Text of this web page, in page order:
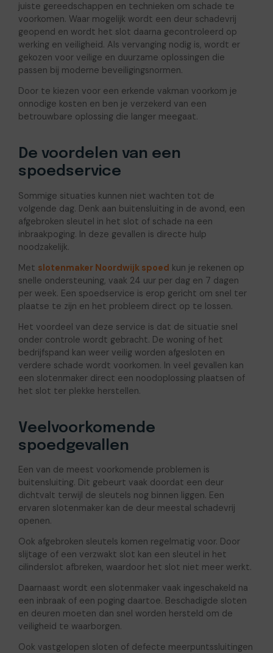
juiste gereedschappen en technieken om schade te
voorkomen. Waar mogelijk wordt een deur schadevrij
geopend en wordt het slot daarna gecontroleerd op
werking en veiligheid. Als vervanging nodig is, wordt er
gekozen voor veilige en duurzame oplossingen die
passen bij moderne beveiligingsnormen.
Door te kiezen voor een erkende vakman voorkom je
onnodige kosten en ben je verzekerd van een
betrouwbare oplossing die langer meegaat.
De voordelen van een
spoedservice
Sommige situaties kunnen niet wachten tot de
volgende dag. Denk aan buitensluiting in de avond, een
afgebroken sleutel in het slot of schade na een
inbraakpoging. In deze gevallen is directe hulp
noodzakelijk.
Met slotenmaker Noordwijk spoed kun je rekenen op
snelle ondersteuning, vaak 24 uur per dag en 7 dagen
per week. Een spoedservice is erop gericht om snel ter
plaatse te zijn en het probleem direct op te lossen.
Het voordeel van deze service is dat de situatie snel
onder controle wordt gebracht. De woning of het
bedrijfspand kan weer veilig worden afgesloten en
verdere schade wordt voorkomen. In veel gevallen kan
een slotenmaker direct een noodoplossing plaatsen of
het slot ter plekke herstellen.
Veelvoorkomende
spoedgevallen
Een van de meest voorkomende problemen is
buitensluiting. Dit gebeurt vaak doordat een deur
dichtvalt terwijl de sleutels nog binnen liggen. Een
ervaren slotenmaker kan de deur meestal schadevrij
openen.
Ook afgebroken sleutels komen regelmatig voor. Door
slijtage of een verzwakt slot kan een sleutel in het
cilinderslot afbreken, waardoor het slot niet meer werkt.
Daarnaast wordt een slotenmaker vaak ingeschakeld na
een inbraak of een poging daartoe. Beschadigde sloten
en deuren moeten dan snel worden hersteld om de
veiligheid te waarborgen.
Ook vastgelopen sloten of defecte meerpuntssluitingen